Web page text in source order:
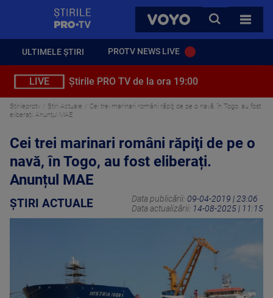
VOYO
CAUTA
TOATE
ULTIMELE ȘTIRI PROTV NEWS LIVE
LIVE Știrile PRO TV de la ora 19:00
Stirileprotv Știri Actuale
Cei trei marinari români răpiţi de pe o navă, în Togo, au fost
eliberați. Anunțul MAE
Cei trei marinari români răpiţi de pe o
navă, în Togo, au fost eliberați.
Anunțul MAE
ȘTIRI ACTUALE Data publicării: 09-04-2019 | 23:06
Data actualizării: 14-08-2025 | 11:15